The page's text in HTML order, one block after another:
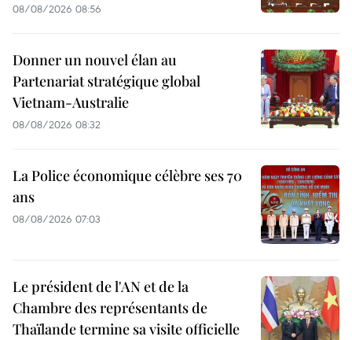
08/08/2026 08:56
Donner un nouvel élan au
Partenariat stratégique global
Vietnam-Australie
08/08/2026 08:32
La Police économique célèbre ses 70
ans
08/08/2026 07:03
Le président de l'AN et de la
Chambre des représentants de
Thaïlande termine sa visite officielle